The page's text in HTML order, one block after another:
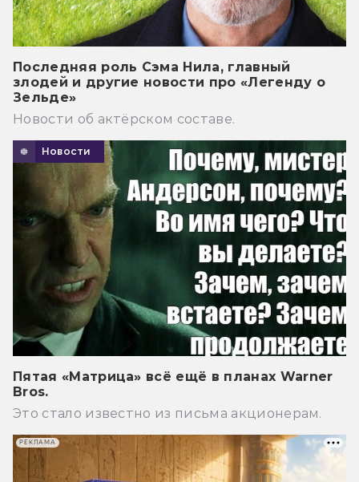
Последняя роль Сэма Нила, главный
злодей и другие новости про «Легенду о
Зельде»
Новости об актёрском составе.
Новости
Пятая «Матрица» всё ещё в планах Warner
Bros.
Это стало известно из письма акционерам.
РЕКЛАМА